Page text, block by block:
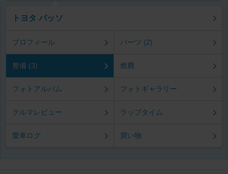
トヨタ パッソ
プロフィール パーツ (2)
整備 (3) 燃費
フォトアルバム フォトギャラリー
クルマレビュー ラップタイム
愛車ログ 買い物